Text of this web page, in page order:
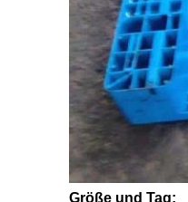
Größe und Tag: